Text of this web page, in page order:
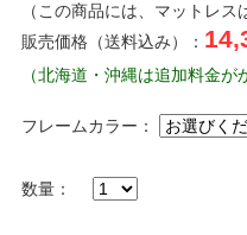
（この商品には、マットレス
販売価格（送料込み）：
（北海道・沖縄は追加料金が
フレームカラー：
数量：